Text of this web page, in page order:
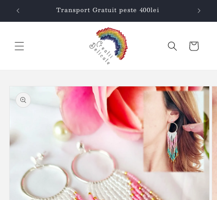
Salt la
conținut
Transport Gratuit peste 400lei
Coș
despre
produs